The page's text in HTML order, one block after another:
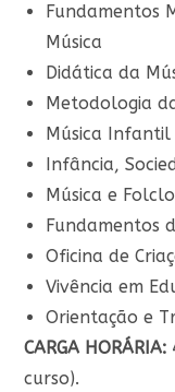
Fundamentos
Música
Didática da
Metodologia
Música Infantil
Infância,
Música e
Fundamentos
Oficina de
Vivência em
Orientação e
CARGA HORÁRIA:
curso).